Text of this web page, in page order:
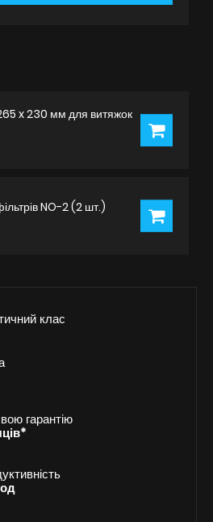
x 230 мм для витяжок
NO-2 (2 шт.)
клас
гарантію